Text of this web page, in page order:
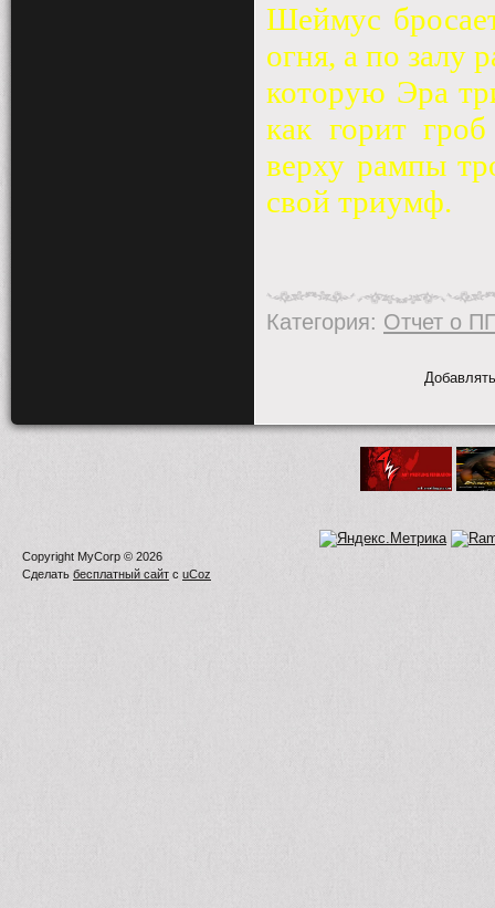
Шеймус
огня, а по залу
которую Эра
как горит
верху рампы
свой триумф.
Категория: Отчет о
Copyright MyCorp © 2026
Сделать бесплатный сайт с uCoz